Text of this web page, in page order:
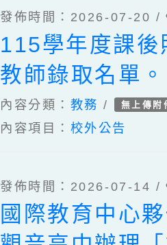
發佈時間：2026-07-20 /
115學年度課後
教師錄取名單。
內容分類： 教務 / 無上傳附
內容項目： 校外公告
發佈時間：2026-07-14 /
國際教育中心